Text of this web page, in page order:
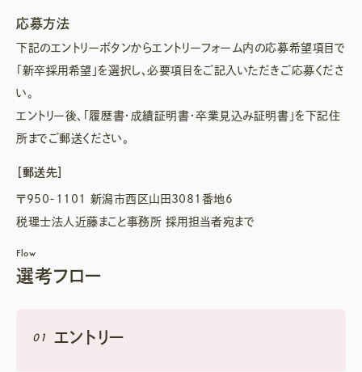
応募方法
下記のエントリーボタンからエントリーフォーム内の応募希望項目で
「新卒採用希望」を選択し、必要項目をご記入いただきご応募くださ
い。
エントリー後、「履歴書・成績証明書・卒業見込み証明書」を下記住
所までご郵送ください。
［郵送先］
〒950-1101 新潟市西区山田3081番地6
税理士法人近藤まこと事務所 採用担当者宛まで
Flow
選考フロー
01 エントリー